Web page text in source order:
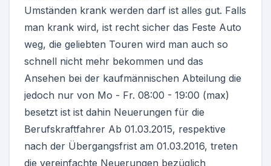
Umständen krank werden darf ist alles gut. Falls
man krank wird, ist recht sicher das Feste Auto
weg, die geliebten Touren wird man auch so
schnell nicht mehr bekommen und das
Ansehen bei der kaufmännischen Abteilung die
jedoch nur von Mo - Fr. 08:00 - 19:00 (max)
besetzt ist ist dahin Neuerungen für die
Berufskraftfahrer Ab 01.03.2015, respektive
nach der Übergangsfrist am 01.03.2016, treten
die vereinfachte Neuerungen bezüglich